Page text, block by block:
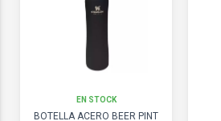
EN STOCK
BOTELLA ACERO BEER PINT